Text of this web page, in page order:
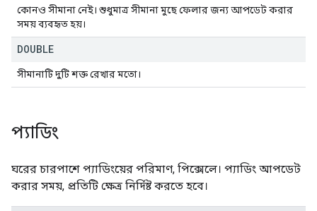
কোনও সীমানা নেই। শুধুমাত্র সীমানা মুছে ফেলার জন্য আপডেট করার
সময় ব্যবহৃত হয়।
DOUBLE
সীমানাটি দুটি শক্ত রেখার মতো।
প্যাডিং
ঘরের চারপাশে প্যাডিংয়ের পরিমাণ, পিক্সেলে। প্যাডিং আপডেট
করার সময়, প্রতিটি ক্ষেত্র নির্দিষ্ট করতে হবে।